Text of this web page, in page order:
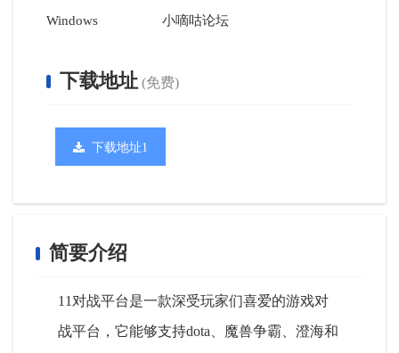
Windows
小嘀咕论坛
下载地址 (免费)
下载地址1
简要介绍
11对战平台是一款深受玩家们喜爱的游戏对
战平台，它能够支持dota、魔兽争霸、澄海和